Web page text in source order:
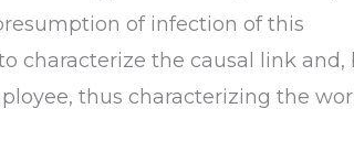
of infection of this
characterize the causal link and,
thus characterizing the